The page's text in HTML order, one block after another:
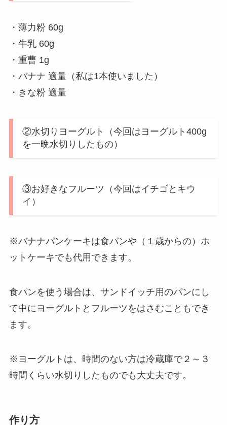
・薄力粉 60g
・牛乳 60g
・重曹 1g
・バナナ 適量（私は1本使いました）
・きな粉 適量
②水切りヨーグルト（今回はヨーグルト400g
を一晩水切りしたもの）
③お好きなフルーツ（今回はイチゴとキウ
イ）
※バナナパンケーキは食パンや（１歳からの）ホ
ットケーキでも代用できます。
食パンを使う場合は、サンドイッチ用のパンにし
て中にヨーグルトとフルーツをはさむこともでき
ます。
※ヨーグルトは、時間のない方は冷蔵庫で２～３
時間くらい水切りしたものでも大丈夫です。
作り方